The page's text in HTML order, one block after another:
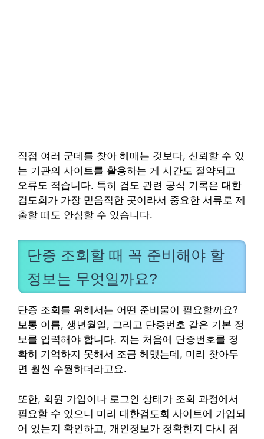
직접 여러 군데를 찾아 헤매는 것보다, 신뢰할 수 있
는 기관의 사이트를 활용하는 게 시간도 절약되고
오류도 적습니다. 특히 검도 관련 공식 기록은 대한
검도회가 가장 믿음직한 곳이라서 중요한 서류로 제
출할 때도 안심할 수 있습니다.
단증 조회할 때 꼭 준비해야 할
정보는 무엇일까요?
단증 조회를 위해서는 어떤 준비물이 필요할까요?
보통 이름, 생년월일, 그리고 단증번호 같은 기본 정
보를 입력해야 합니다. 저는 처음에 단증번호를 정
확히 기억하지 못해서 조금 헤맸는데, 미리 찾아두
면 훨씬 수월하더라고요.
또한, 회원 가입이나 로그인 상태가 조회 과정에서
필요할 수 있으니 미리 대한검도회 사이트에 가입되
어 있는지 확인하고, 개인정보가 정확한지 다시 점